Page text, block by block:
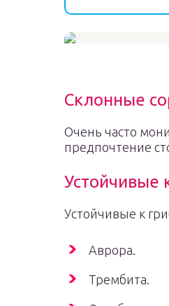
Склонные
Очень часто
предпочтение
Устойчивые
Устойчивые к
Аврора.
Трембита.